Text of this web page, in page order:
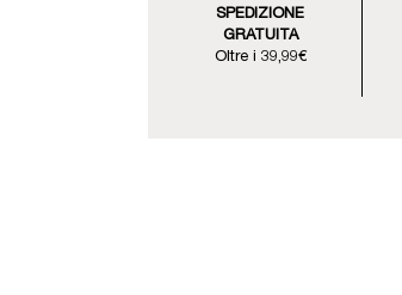
SPEDIZIONE
GRATUITA
Oltre i 39,99€